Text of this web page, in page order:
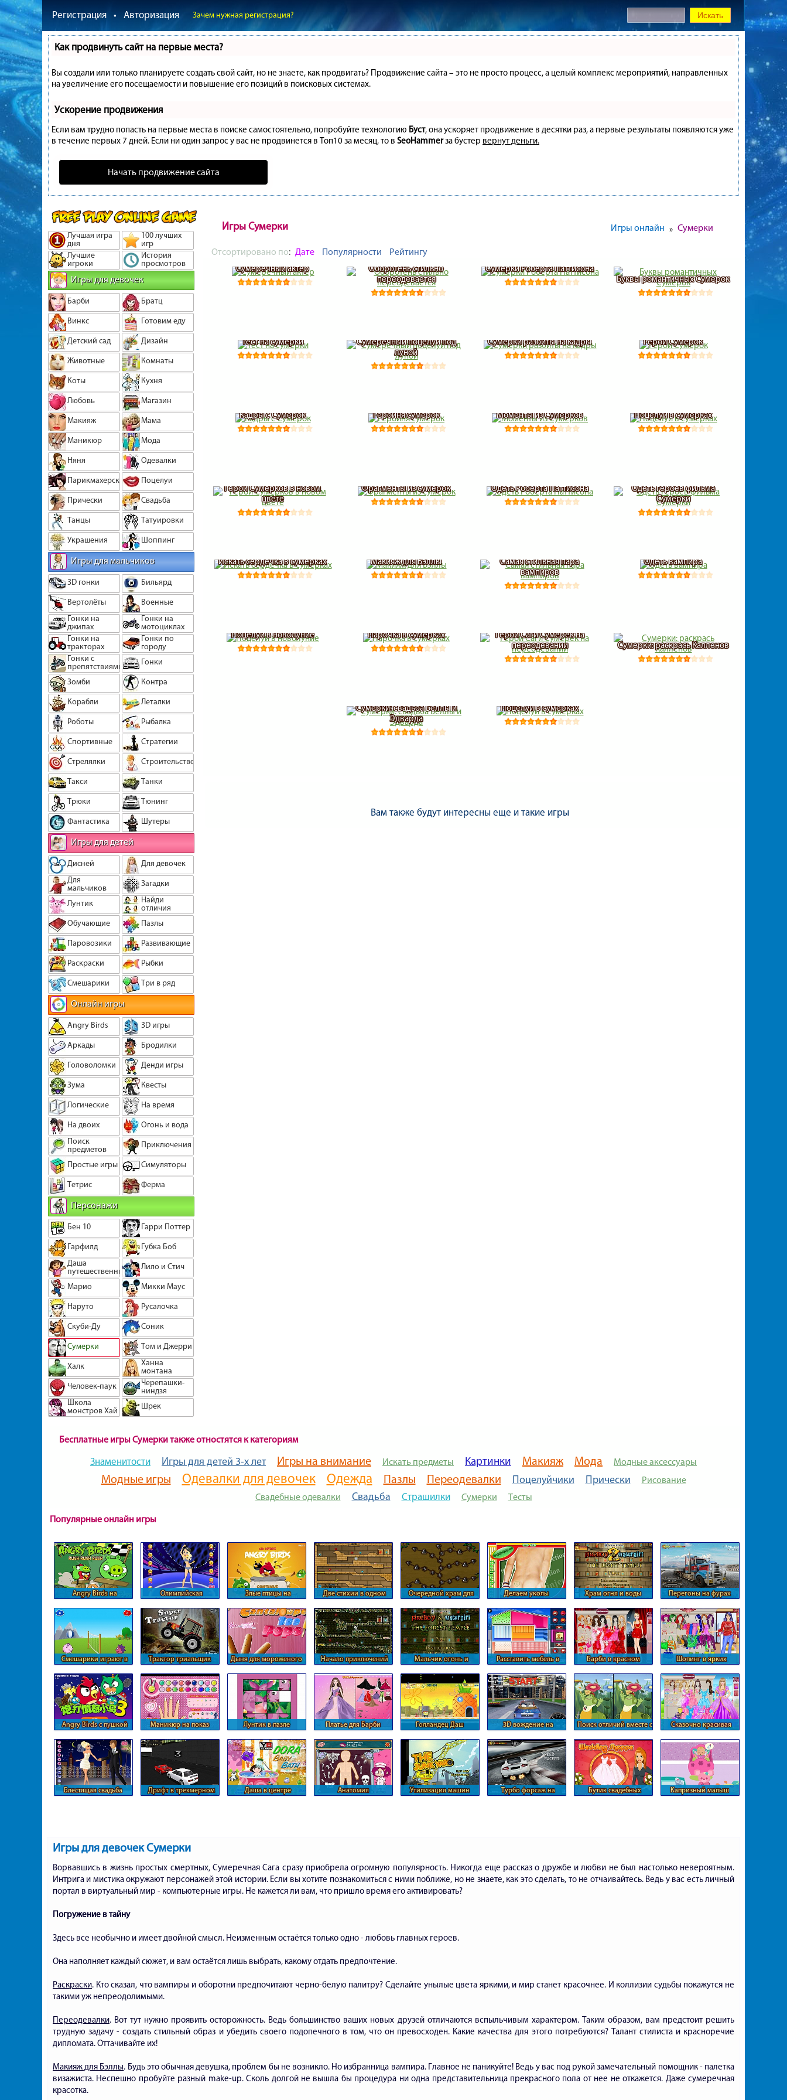
Регистрация • Авторизация Зачем нужная регистрация?
Как продвинуть сайт на первые места?
Вы создали или только планируете создать свой сайт, но не знаете, как продвигать? Продвижение сайта – это не просто процесс, а целый комплекс мероприятий, направленных
на увеличение его посещаемости и повышение его позиций в поисковых системах.
Ускорение продвижения
Если вам трудно попасть на первые места в поиске самостоятельно, попробуйте технологию Буст, она ускоряет продвижение в десятки раз, а первые результаты появляются уже
в течение первых 7 дней. Если ни один запрос у вас не продвинется в Топ10 за месяц, то в SeoHammerза бустер вернут деньги.
Начать продвижение сайта
Лучшая игра
дня
100 лучших
игр
Лучшие
игроки
История
просмотров
Игры для девочек
Барби
Братц
Винкс
Готовим еду
Детский сад
Дизайн
Животные
Комнаты
Коты
Кухня
Любовь
Магазин
Макияж
Мама
Маникюр
Мода
Няня
Одевалки
Парикмахерская
Поцелуи
Прически
Свадьба
Танцы
Татуировки
Украшения
Шоппинг
Игры для мальчиков
3D гонки
Бильярд
Вертолёты
Военные
Гонки на
джипах
Гонки на
мотоциклах
Гонки на
тракторах
Гонки по
городу
Гонки с
препятствиями
Гонки
Зомби
Контра
Корабли
Леталки
Роботы
Рыбалка
Спортивные
Стратегии
Стрелялки
Строительство
Такси
Танки
Трюки
Тюнинг
Фантастика
Шутеры
Игры для детей
Дисней
Для девочек
Для
мальчиков
Загадки
Лунтик
Найди
отличия
Обучающие
Пазлы
Паровозики
Развивающие
Раскраски
Рыбки
Смешарики
Три в ряд
Онлайн игры
Angry Birds
3D игры
Аркады
Бродилки
Головоломки
Денди игры
Зума
Квесты
Логические
На время
На двоих
Огонь и вода
Поиск
предметов
Приключения
Простые игры
Симуляторы
Тетрис
Ферма
Персонажи
Бен 10
Гарри Поттер
Гарфилд
Губка Боб
Даша
путешественница
Лило и Стич
Марио
Микки Маус
Наруто
Русалочка
Скуби-Ду
Соник
Сумерки
Том и Джерри
Халк
Ханна
монтана
Человек-паук
Черепашки-
ниндзя
Школа
монстров Хай
Шрек
Игры Cумерки Игры онлайн » Сумерки
Отсортировано по: Дате Популярности Рейтингу
Сумеречный актер
Оборотень стильно
переодевается
Сумерки Роберта Паттисона
Буквы романтичных Сумерок
Тест на сумерки
Сумеречный поцелуй под
луной
Сумерки разбиты на кадры Герой Сумерок
Кадры с Сумерок Героиня сумерок Моменты из Сумерков Поцелуй в сумерках
Герои Сумерков в новом
цвете
Фрагменты из сумерок Одеть Роберта Паттисона
Одеть героев фильма
Сумерки
Искать сердечка в сумерках Макияж для Бэллы
Самая стильная пара
вампиров
Одеть вампира
Поцелуи в новолуние Парочка в сумерках
Герои Саги Сумерек на
переодевании
Сумерки: раскрась Калленов
Сумерки: свадьба Беллы и
Эдварда
Поцелуи в сумерках
Вам также будут интересны еще и такие игры
Бесплатные игры Cумерки также отностятся к категориям
Знаменитости Игры для детей 3-х лет Игры на внимание Искать предметы Картинки Макияж Мода Модные аксессуары
Модные игры Одевалки для девочек Одежда Пазлы Переодевалки Поцелуйчики Прически
Рисование
Свадебные одевалки
Свадьба Страшилки Сумерки
Тесты
Популярные онлайн игры
Angry Birds на
Олимпийская
Злые птицы на
автомобилях
Две стихии в одном
Очередной храм для
Делаем уколы Храм огня и воды Перегоны на фурах
Смешарики играют в
Трактор триальщик Дыня для мороженого
Начало приключений
Мальчик огонь и
Расставить мебель в
Барби в красном
Шопинг в ярких
Angry Birds с пушкой
Маникюр на показ Лунтик в пазле Платье для Барби Голландец Даш
3D вождение на
Поиск отличий вместе с
Сказочно красивая
Блестящая свадьба
Дрифт в трехмерном
Даша в центре
Анатомия Утилизация машин
Турбо форсаж на
Бутик свадебных
Капризный малыш
Игры для девочек Cумерки
Ворвавшись в жизнь простых смертных, Сумеречная Сага сразу приобрела огромную популярность. Никогда еще рассказ о дружбе и любви не был настолько невероятным.
Интрига и мистика окружают персонажей этой истории. Если вы хотите познакомиться с ними поближе, но не знаете, как это сделать, то не отчаивайтесь. Ведь у вас есть личный
портал в виртуальный мир - компьютерные игры. Не кажется ли вам, что пришло время его активировать?
Погружение в тайну
Здесь все необычно и имеет двойной смысл. Неизменным остаётся только одно - любовь главных героев.
Она наполняет каждый сюжет, и вам остаётся лишь выбрать, какому отдать предпочтение.
Раскраски. Кто сказал, что вампиры и оборотни предпочитают черно-белую палитру? Сделайте унылые цвета яркими, и мир станет красочнее. И коллизии судьбы покажутся не
такими уж непреодолимыми.
Переодевалки. Вот тут нужно проявить осторожность. Ведь большинство ваших новых друзей отличаются вспыльчивым характером. Таким образом, вам предстоит решить
трудную задачу - создать стильный образ и убедить своего подопечного в том, что он превосходен. Какие качества для этого потребуются? Талант стилиста и красноречие
дипломата. Оттачивайте их!
Макияж для Бэллы. Будь это обычная девушка, проблем бы не возникло. Но избранница вампира. Главное не паникуйте! Ведь у вас под рукой замечательный помощник - палетка
визажиста. Неспешно пробуйте разный make-up. Сколь долгой не вышла бы процедура ни одна представительница прекрасного пола от нее не откажется. Даже сумеречная
красотка.